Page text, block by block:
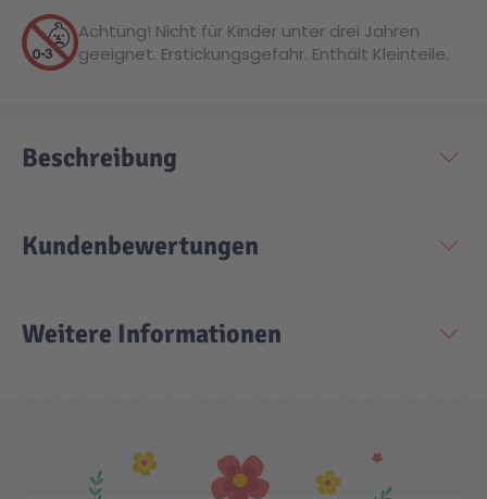
Achtung! Nicht für Kinder unter drei Jahren
geeignet. Erstickungsgefahr. Enthält Kleinteile.
Beschreibung
Kundenbewertungen
Weitere Informationen